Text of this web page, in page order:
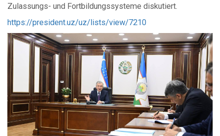
Zulassungs- und Fortbildungssysteme diskutiert.
https://president.uz/uz/lists/view/7210